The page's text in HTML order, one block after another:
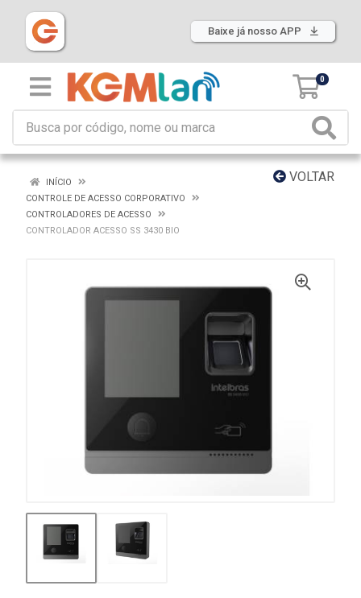
Baixe já nosso APP
0
VOLTAR
INÍCIO
CONTROLE DE ACESSO CORPORATIVO
CONTROLADORES DE ACESSO
CONTROLADOR ACESSO SS 3430 BIO